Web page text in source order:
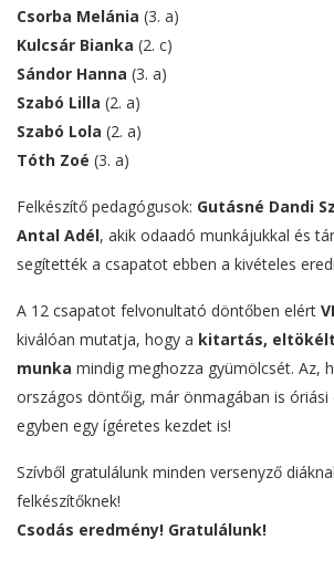
Csorba Melánia (3. a)
Kulcsár Bianka (2. c)
Sándor Hanna (3. a)
Szabó Lilla (2. a)
Szabó Lola (2. a)
Tóth Zoé (3. a)
Felkészítő pedagógusok: Gutásné Dandi
Antal Adél, akik odaadó munkájukkal és
segítették a csapatot ebben a kivételes
A 12 csapatot felvonultató döntőben elért
kiválóan mutatja, hogy a kitartás,
munka mindig meghozza gyümölcsét. Az,
országos döntőig, már önmagában is óriási
egyben egy ígéretes kezdet is!
Szívből gratulálunk minden versenyző
felkészítőknek!
Csodás eredmény! Gratulálunk!